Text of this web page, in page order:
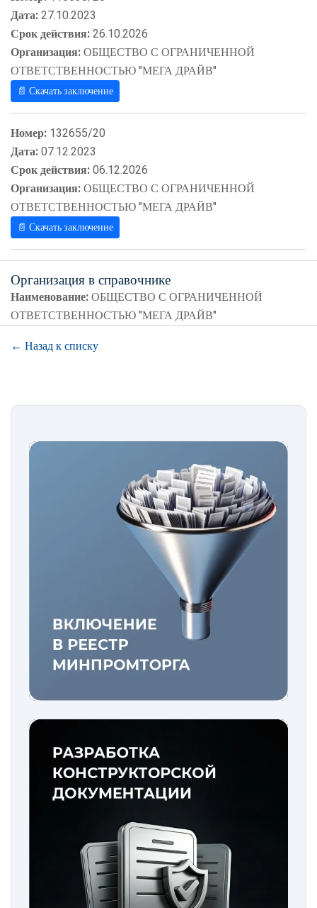
Дата:27.10.2023
Срок действия:26.10.2026
Организация:ОБЩЕСТВО С ОГРАНИЧЕННОЙ
ОТВЕТСТВЕННОСТЬЮ "МЕГА ДРАЙВ"
📄 Скачать заключение
Номер: 132655/20
Дата:07.12.2023
Срок действия:06.12.2026
Организация:ОБЩЕСТВО С ОГРАНИЧЕННОЙ
ОТВЕТСТВЕННОСТЬЮ "МЕГА ДРАЙВ"
📄 Скачать заключение
Организация в справочнике
Наименование:ОБЩЕСТВО С ОГРАНИЧЕННОЙ
ОТВЕТСТВЕННОСТЬЮ "МЕГА ДРАЙВ"
← Назад к списку